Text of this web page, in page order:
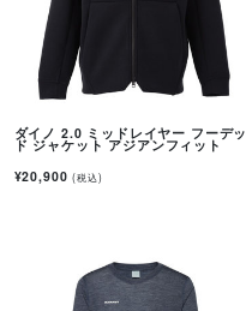
ダイノ 2.0 ミッドレイヤー フーデッ
ド ジャケット アジアンフィット
¥20,900(税込)